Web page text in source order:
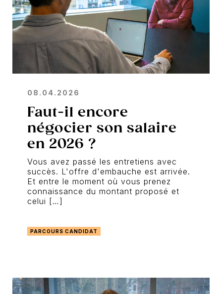
08.04.2026
Faut-il encore
négocier son salaire
en 2026 ?
Vous avez passé les entretiens avec
succès. L'offre d'embauche est arrivée.
Et entre le moment où vous prenez
connaissance du montant proposé et
celui […]
PARCOURS CANDIDAT